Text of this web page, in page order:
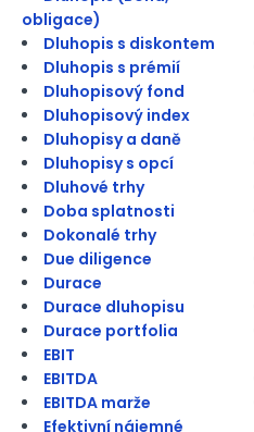
obligace)
Dluhopis s diskontem
Dluhopis s prémií
Dluhopisový fond
Dluhopisový index
Dluhopisy a daně
Dluhopisy s opcí
Dluhové trhy
Doba splatnosti
Dokonalé trhy
Due diligence
Durace
Durace dluhopisu
Durace portfolia
EBIT
EBITDA
EBITDA marže
Efektivní nájemné